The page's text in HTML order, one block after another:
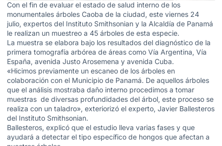
Con el fin de evaluar el estado de salud interno de los
monumentales árboles Caoba de la ciudad, este viernes 24
julio, expertos del Instituto Smithsonian y la Alcaldía de Panamá
le realizan un muestreo a 45 árboles de esta especie.
La muestra se elabora bajo los resultados del diagnóstico de la
primera tomografía arbórea de áreas como Vía Argentina, Vía
España, avenida Justo Arosemena y avenida Cuba.
«Hicimos previamente un escaneo de los árboles en
colaboración con el Municipio de Panamá. De aquellos árboles
que el análisis mostraba daño interno procedimos a tomar
muestras de diversas profundidades del árbol, este proceso se
realiza con un taladro», exteriorizó el experto, Javier Ballesteros
del Instituto Smithsonian.
Ballesteros, explicó que el estudio lleva varias fases y que
ayudará a detectar el tipo específico de hongos que afectan a